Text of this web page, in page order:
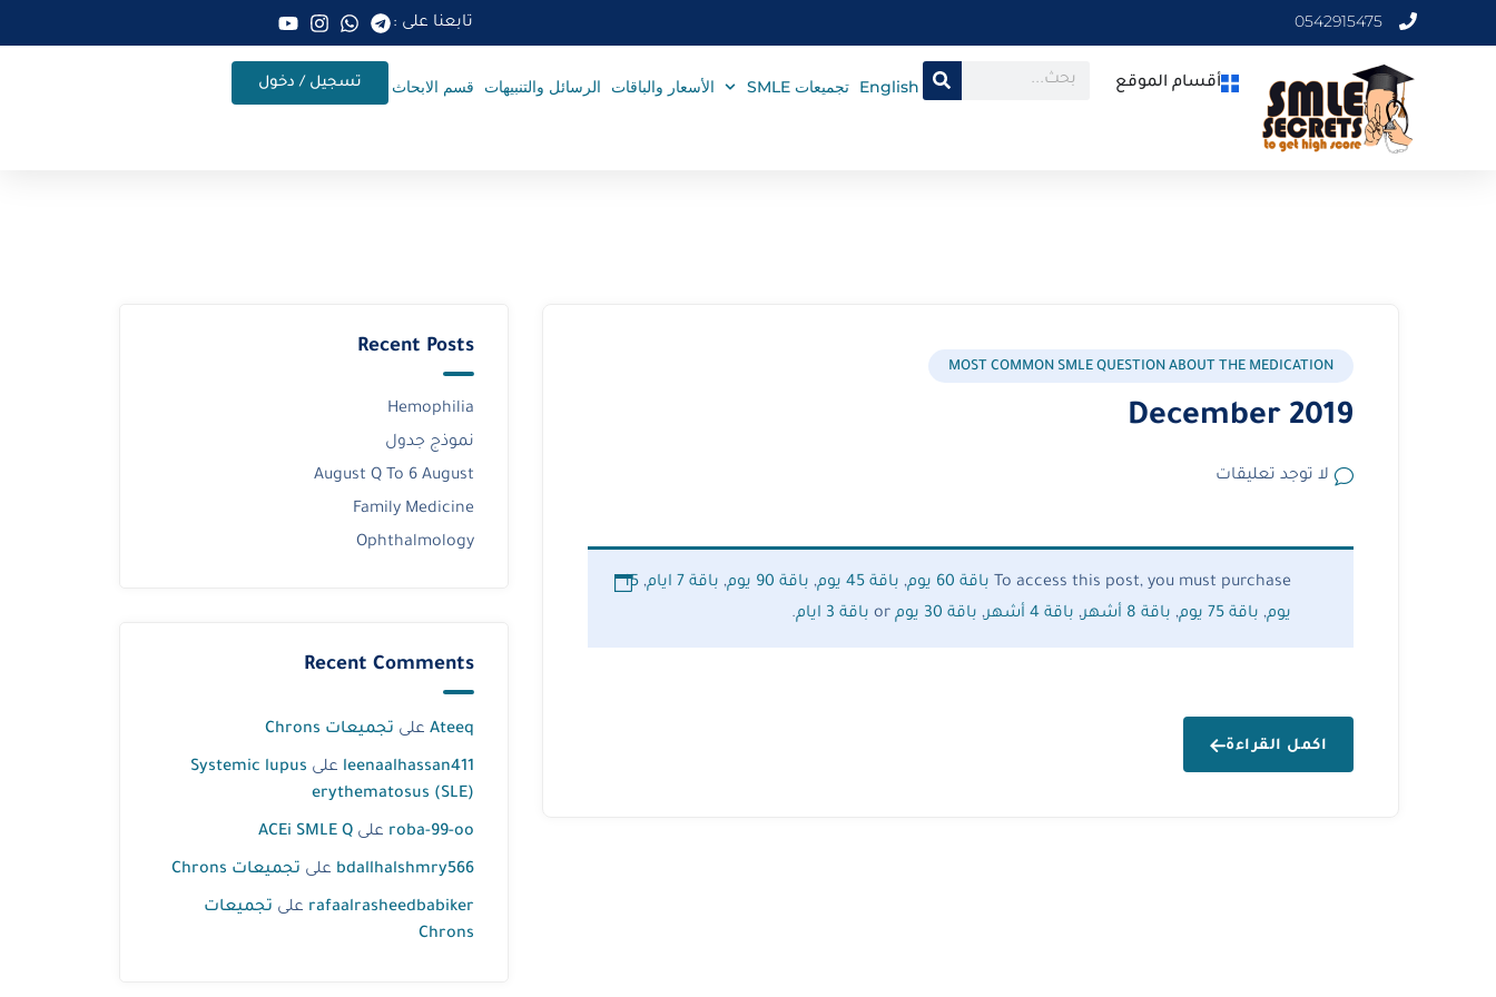
0542915475 تابعنا على :
أقسام الموقع English تجميعات SMLE الأسعار والباقات الرسائل والتنبيهات قسم الابحاث تسجيل / دخول
MOST COMMON SMLE QUESTION ABOUT THE MEDICATION
2019 December
لا توجد تعليقات
To access this post, you must purchase باقة 60 يوم , باقة 45 يوم , باقة 90 يوم , باقة 7 ايام ,
15
يوم, باقة 75 يوم , باقة 8 أشهر , باقة 4 أشهر , باقة 30 يوم باقة 3 ايام .
اكمل القراءة
Recent Posts
Hemophilia
نموذج جدول
August Q To 6 August
Family Medicine
Ophthalmology
Recent Comments
Ateeq على تجميعات Chrons
leenaalhassan411 على Systemic lupus
erythematosus (SLE)
roba-99-oo على ACEi SMLE Q
bdallhalshmry566 على تجميعات Chrons
rafaalrasheedbabiker على تجميعات
Chrons